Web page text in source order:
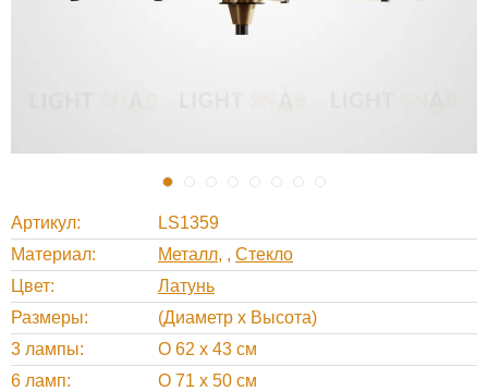
Артикул
LS1359
Материал
Металл , Стекло
Цвет
Латунь
Размеры
(Диаметр х Высота)
3 лампы
O 62 х 43 см
6 ламп
O 71 х 50 см